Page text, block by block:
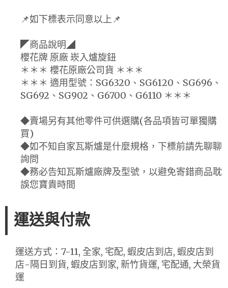
📌如下標表示同意以上📌
◤商品說明◢
櫻花牌 原廠 崁入爐旋鈕
＊＊＊ 櫻花原廠公司貨 ＊＊＊
＊＊＊ 適用型號：SG6320、SG6120、SG696、
SG692、SG902、G6700、G6110 ＊＊＊
◆賣場另有其他零件可供選購(各品項皆可單獨購
買)
◆如不知自家瓦斯爐是什麼規格，下標前請先聊聊
詢問
◆務必告知瓦斯爐廠牌及型號，以避免寄錯商品耽
誤您寶貴時間
運送與付款
運送方式：7-11, 全家, 宅配, 蝦皮店到店, 蝦皮店到
店-隔日到貨, 蝦皮店到家, 新竹貨運, 宅配通, 大榮貨
運